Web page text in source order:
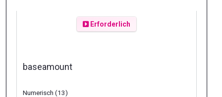
Erforderlich
baseamount
Numerisch (13)